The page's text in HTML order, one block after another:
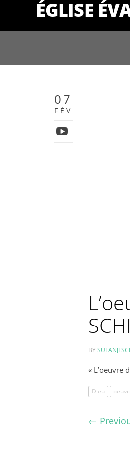
ÉGLISE
07
FÉV
BYSULANJI
« L’oeuvre
Dieu
←